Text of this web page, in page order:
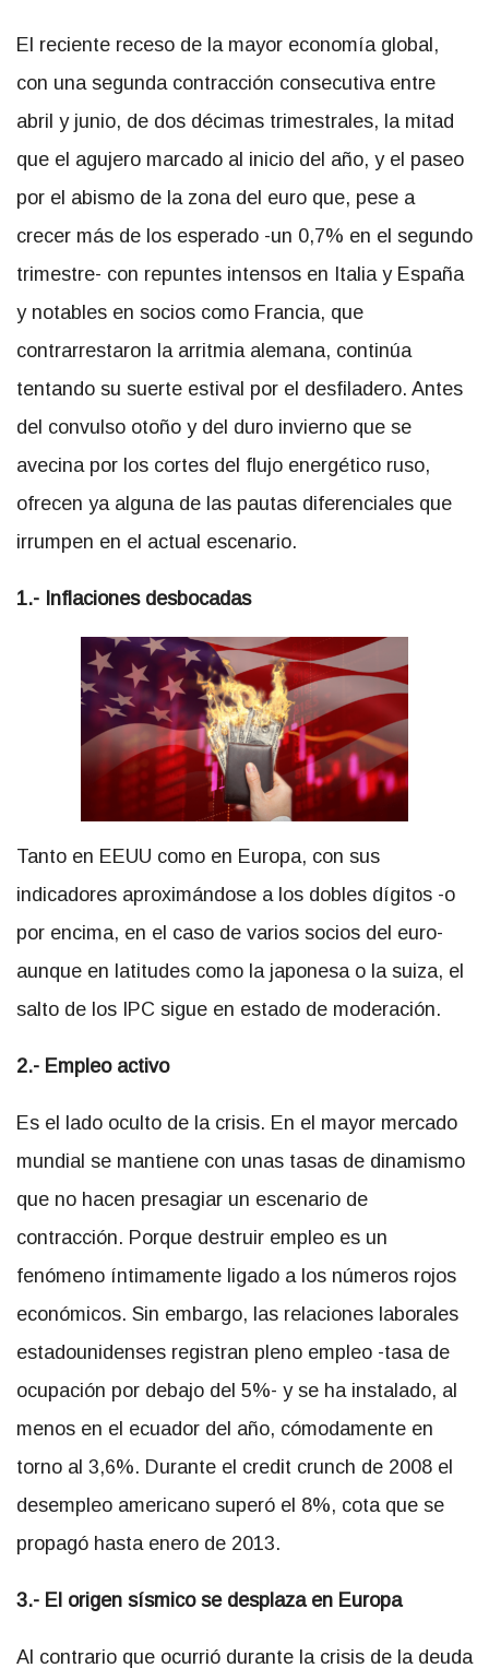
El reciente receso de la mayor economía global,
con una segunda contracción consecutiva entre
abril y junio, de dos décimas trimestrales, la mitad
que el agujero marcado al inicio del año, y el paseo
por el abismo de la zona del euro que, pese a
crecer más de los esperado -un 0,7% en el segundo
trimestre- con repuntes intensos en Italia y España
y notables en socios como Francia, que
contrarrestaron la arritmia alemana, continúa
tentando su suerte estival por el desfiladero. Antes
del convulso otoño y del duro invierno que se
avecina por los cortes del flujo energético ruso,
ofrecen ya alguna de las pautas diferenciales que
irrumpen en el actual escenario.
1.- Inflaciones desbocadas
Tanto en EEUU como en Europa, con sus
indicadores aproximándose a los dobles dígitos -o
por encima, en el caso de varios socios del euro-
aunque en latitudes como la japonesa o la suiza, el
salto de los IPC sigue en estado de moderación.
2.- Empleo activo
Es el lado oculto de la crisis. En el mayor mercado
mundial se mantiene con unas tasas de dinamismo
que no hacen presagiar un escenario de
contracción. Porque destruir empleo es un
fenómeno íntimamente ligado a los números rojos
económicos. Sin embargo, las relaciones laborales
estadounidenses registran pleno empleo -tasa de
ocupación por debajo del 5%- y se ha instalado, al
menos en el ecuador del año, cómodamente en
torno al 3,6%. Durante el credit crunch de 2008 el
desempleo americano superó el 8%, cota que se
propagó hasta enero de 2013.
3.- El origen sísmico se desplaza en Europa
Al contrario que ocurrió durante la crisis de la deuda